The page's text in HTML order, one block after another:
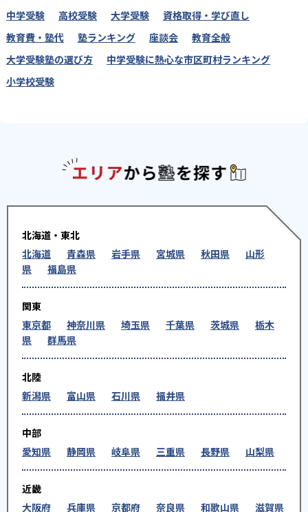
中学受験 高校受験 大学受験
資格取得・学び直し
教育費・塾代
塾ランキング 座談会
教育全般
大学受験塾の選び方
中学受験に熱心な市区町村ランキング
小学校受験
北海道・東北
北海道
青森県 岩手県 宮城県 秋田県
山形
県
福島県
関東
東京都
神奈川県 埼玉県 千葉県 茨城県
栃木
県
群馬県
北陸
新潟県
富山県 石川県 福井県
中部
愛知県
静岡県 岐阜県 三重県 長野県 山梨県
近畿
大阪府
兵庫県 京都府 奈良県 和歌山県 滋賀県